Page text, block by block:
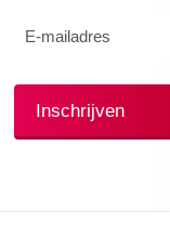
(Vereist)
Inschrijven